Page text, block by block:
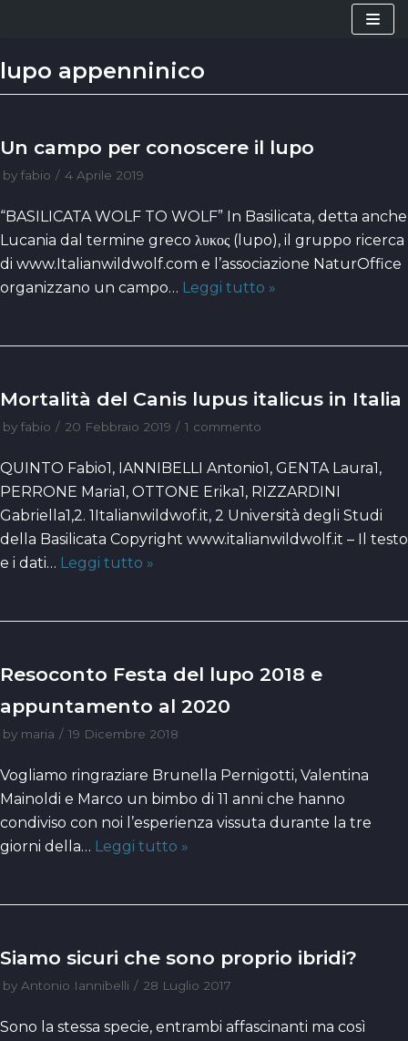
contenuto
lupo appenninico
Un campo per conoscere il lupo
by fabio 4 Aprile 2019
“BASILICATA WOLF TO WOLF” In Basilicata, detta anche
Lucania dal termine greco λυκος (lupo), il gruppo ricerca
di www.Italianwildwolf.com e l’associazione NaturOffice
organizzano un campo… Leggi tutto »
Mortalità del Canis lupus italicus in Italia
by fabio 20 Febbraio 2019 1 commento
QUINTO Fabio1, IANNIBELLI Antonio1, GENTA Laura1,
PERRONE Maria1, OTTONE Erika1, RIZZARDINI
Gabriella1,2. 1Italianwildwof.it, 2 Università degli Studi
della Basilicata Copyright www.italianwildwolf.it – Il testo
e i dati… Leggi tutto »
Resoconto Festa del lupo 2018 e
appuntamento al 2020
by maria 19 Dicembre 2018
Vogliamo ringraziare Brunella Pernigotti, Valentina
Mainoldi e Marco un bimbo di 11 anni che hanno
condiviso con noi l’esperienza vissuta durante la tre
giorni della… Leggi tutto »
Siamo sicuri che sono proprio ibridi?
by Antonio Iannibelli 28 Luglio 2017
Sono la stessa specie, entrambi affascinanti ma così